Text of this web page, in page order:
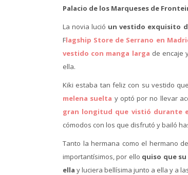
Palacio de los Marqueses de
La novia lució un vestido exquisito
Flagship Store de Serrano en
vestido con manga larga de encaje
ella.
Kiki estaba tan feliz con su vestido
melena suelta y optó por no llevar
gran longitud que vistió durante
cómodos con los que disfrutó y bailó
Tanto la hermana como el hermano
importantísimos, por ello quiso que
ella y luciera bellísima junto a ella y a